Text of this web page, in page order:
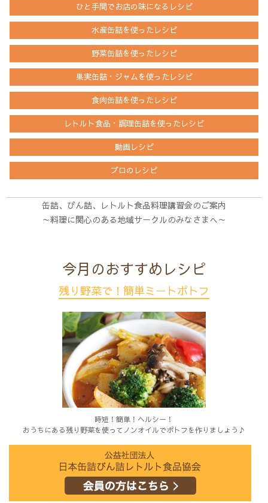
ひと手間でお店の味になるレシピ
水産缶詰を使ったレシピ
野菜缶詰を使ったレシピ
果実缶詰・ジャムを使ったレシピ
食肉缶詰を使ったレシピ
レトルト食品・調理缶詰を使ったレシピ
動画レシピ
プロのレシピ
缶詰、びん詰、レトルト食品料理講習会のご案内
～料理に関心のある地域サークルのみなさまへ～
今月のおすすめレシピ
残り野菜で！簡単ミートポトフ
時短！簡単！ヘルシー！
おうちにある残り野菜を使ってノンオイルでポトフを作りましょう♪